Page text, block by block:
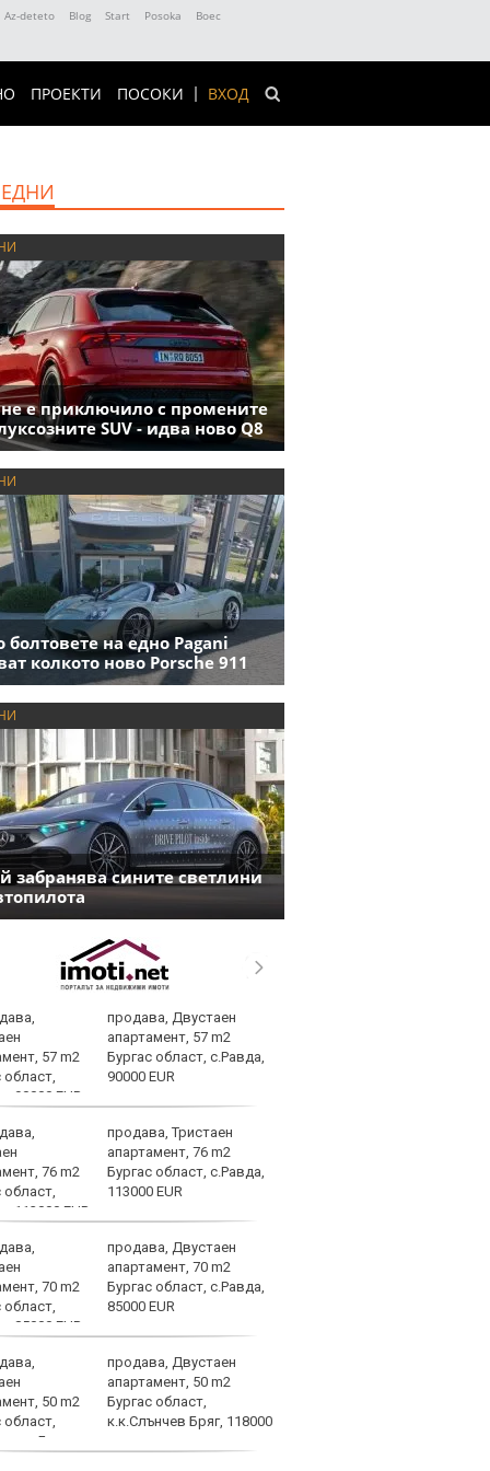
Az-deteto Blog Start Posoka
Boec
ВХОД
ПРОЕКТИ ПОСОКИ
е приключило с промените
SUV - идва ново Q8
на едно Pagani
колкото ново Porsche 911
забранява сините светлини
продава, Двустаен
апартамент, 57 m2
Бургас област, с.Равда,
90000 EUR
продава, Тристаен
апартамент, 76 m2
Бургас област, с.Равда,
113000 EUR
продава, Двустаен
апартамент, 70 m2
Бургас област, с.Равда,
85000 EUR
продава, Двустаен
апартамент, 50 m2
Бургас област,
к.к.Слънчев Бряг, 118000